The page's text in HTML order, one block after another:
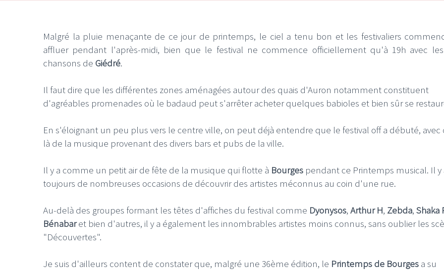
Malgré la pluie menaçante de ce jour de printemps, le ciel a tenu bon et les festivaliers
affluer pendant l'après-midi, bien que le festival ne commence officiellement qu'à 19h avec
chansons de Giédré.
Il faut dire que les différentes zones aménagées autour des quais d'Auron notamment constituent
d'agréables promenades où le badaud peut s'arrêter acheter quelques babioles et bien sûr se
En s'éloignant un peu plus vers le centre ville, on peut déjà entendre que le festival off a débuté, avec
là de la musique provenant des divers bars et pubs de la ville.
Il y a comme un petit air de fête de la musique qui flotte à Bourges pendant ce Printemps musical. Il y
toujours de nombreuses occasions de découvrir des artistes méconnus au coin d'une rue.
Au-delà des groupes formant les têtes d'affiches du festival comme Dyonysos, Arthur H, Zebda, Shaka
Bénabaret bien d'autres, il y a également les innombrables artistes moins connus, sans oublier les
"Découvertes".
Je suis d'ailleurs content de constater que, malgré une 36ème édition, le Printemps de Bourges a su